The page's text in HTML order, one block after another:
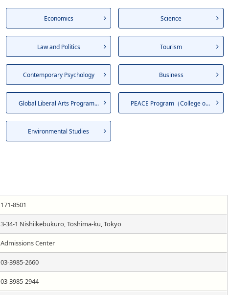
Economics Science
Law and Politics Tourism
Contemporary Psychology Business
Global Liberal Arts Program... PEACE Program（College of L...
Environmental Studies
171-8501
3-34-1 Nishiikebukuro, Toshima-ku, Tokyo
Admissions Center
03-3985-2660
03-3985-2944